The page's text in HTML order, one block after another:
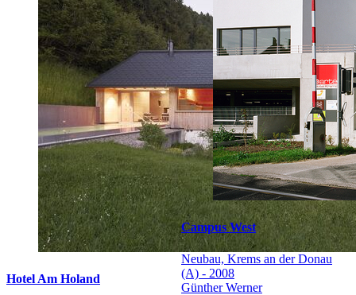
Hotel Am Holand
Campus West
Neubau, Krems an der Donau
(A) - 2008
Günther Werner